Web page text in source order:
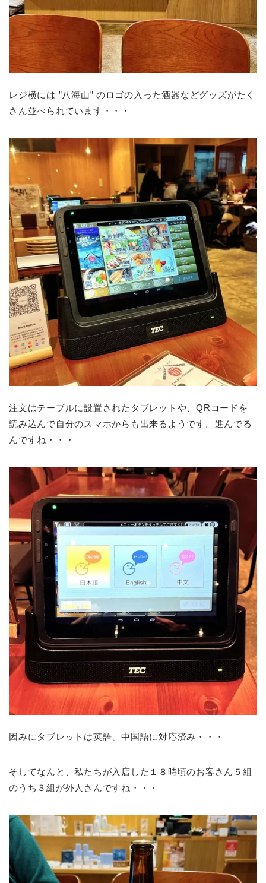
レジ横には ”八海山” のロゴの入った酒器などグッズがたく
さん並べられています・・・
注文はテーブルに設置されたタブレットや、QRコードを
読み込んで自分のスマホからも出来るようです。進んでる
んですね・・・
因みにタブレットは英語、中国語に対応済み・・・
そしてなんと、私たちが入店した１８時頃のお客さん５組
のうち３組が外人さんですね・・・